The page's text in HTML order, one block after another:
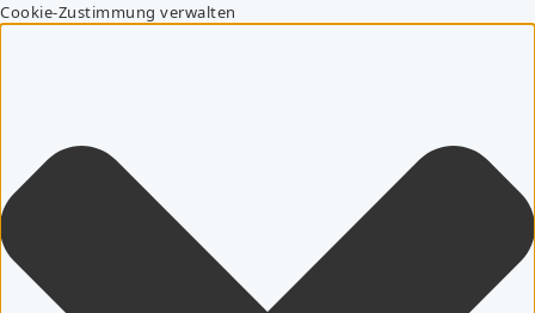
Cookie-Zustimmung verwalten